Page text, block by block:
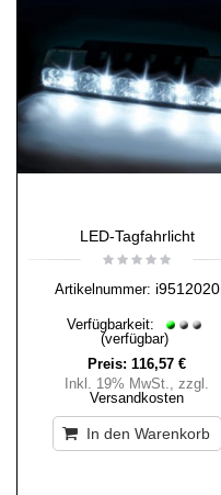
LED-Tagfahrlicht
Artikelnummer: i9512020
Verfügbarkeit:
(verfügbar)
Preis: 116,57 €
Inkl. 19% MwSt., zzgl.
Versandkosten
In den Warenkorb